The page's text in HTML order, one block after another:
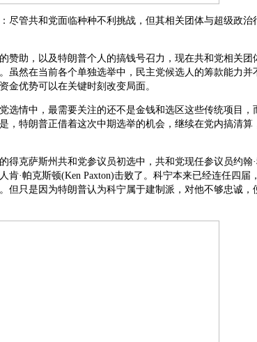
：尽管共和党面临种种不利挑战，但其相关团体与超级政
赞助，以及特朗普个人的搞钱号召力，现在共和党相关团
虽然在当前各个单独选举中，民主党候选人的筹款能力并
金优势可以在关键时刻改变局面。
选情中，最需要关注的还不是金钱和选区这些传统项目，
，特朗普正借着这次中期选举的机会，继续在党内搞清算
得克萨斯州共和党参议员初选中，共和党现任参议员约翰·
肯·帕克斯顿(Ken Paxton)击败了。科宁本来已经连任四届
但只是因为特朗普认为科宁属于建制派，对他不够忠诚，